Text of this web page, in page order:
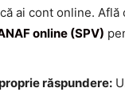
ai cont online. Află
online (SPV)
răspundere: